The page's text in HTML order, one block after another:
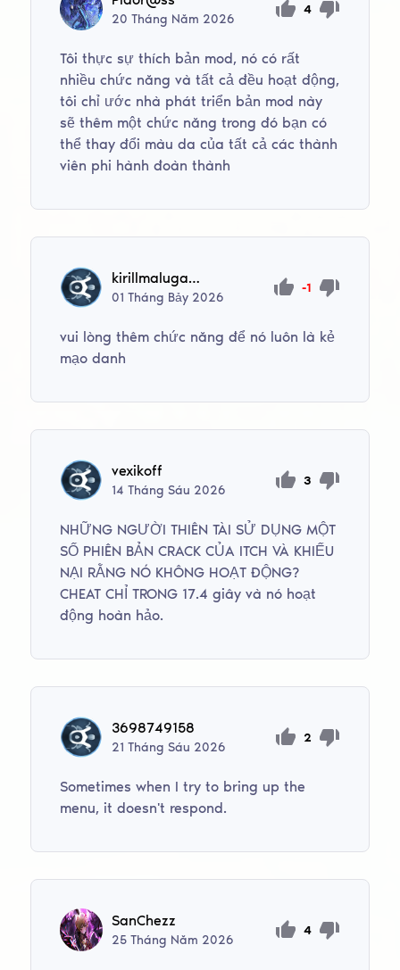
20Tháng Năm 2026
4
Tôi thực sự thích bản mod, nó có rất
nhiều chức năng và tất cả đều hoạt động,
tôi chỉ ước nhà phát triển bản mod này
sẽ thêm một chức năng trong đó bạn có
thể thay đổi màu da của tất cả các thành
viên phi hành đoàn thành
kirillmaluga91
01Tháng Bảy 2026
-1
vui lòng thêm chức năng để nó luôn là kẻ
mạo danh
vexikoff
14Tháng Sáu 2026
3
NHỮNG NGƯỜI THIÊN TÀI SỬ DỤNG MỘT
SỐ PHIÊN BẢN CRACK CỦA ITCH VÀ KHIẾU
NẠI RẰNG NÓ KHÔNG HOẠT ĐỘNG?
CHEAT CHỈ TRONG 17.4 giây và nó hoạt
động hoàn hảo.
3698749158
21Tháng Sáu 2026
2
Sometimes when I try to bring up the
menu, it doesn't respond.
SanChezz
25Tháng Năm 2026
4